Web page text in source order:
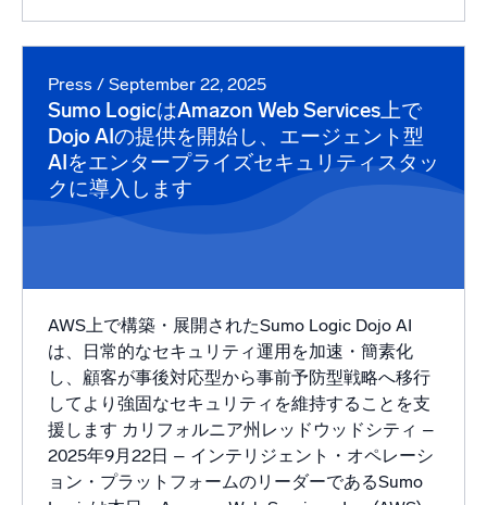
Press / September 22, 2025
Sumo LogicはAmazon Web Services上で
Dojo AIの提供を開始し、エージェント型
AIをエンタープライズセキュリティスタッ
クに導入します
AWS上で構築・展開されたSumo Logic Dojo AI
は、日常的なセキュリティ運用を加速・簡素化
し、顧客が事後対応型から事前予防型戦略へ移行
してより強固なセキュリティを維持することを支
援します カリフォルニア州レッドウッドシティ –
2025年9月22日 – インテリジェント・オペレーシ
ョン・プラットフォームのリーダーであるSumo